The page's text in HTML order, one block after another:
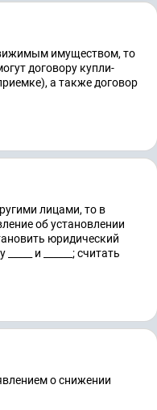
имуществом, то
договору купли-
а также договор
лицами, то в
об установлении
юридический
и ______; считать
о снижении